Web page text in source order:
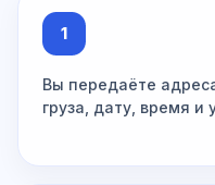
1
Вы передаёте
груза, дату, время и